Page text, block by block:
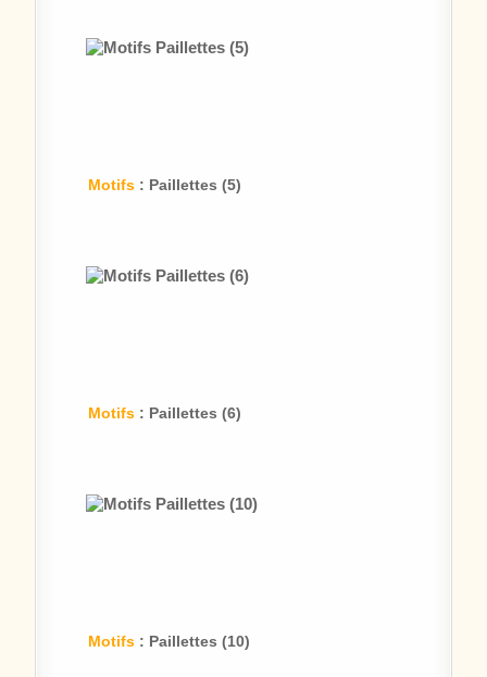
Motifs : Paillettes (5)
Motifs : Paillettes (6)
Motifs : Paillettes (10)